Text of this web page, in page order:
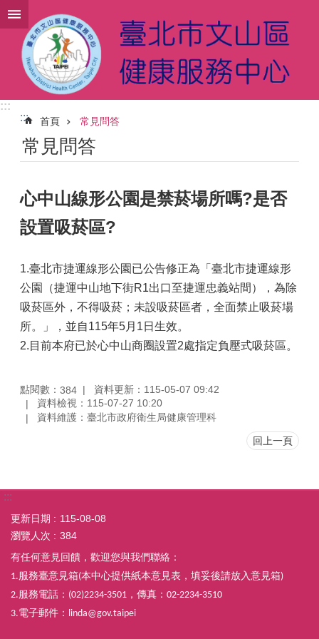
跳到主要內容區塊
:::
:::
首頁 常見問答
常見問答
心中山線形公園是禁菸場所嗎?是否
設置吸菸區?
1.臺北市捷運線形公園已公告修正為「臺北市捷運線形
公園（捷運中山地下街R1出口至捷運忠義站間），為除
吸菸區外，不得吸菸；未設吸菸區者，全面禁止吸菸場
所。」，並自115年5月1日生效。
2.目前本府已於心中山商圈設置2處指定負壓式吸菸區。
點閱數： 384
資料更新：115-05-07 09:42
資料檢視：115-07-27 10:20
資料維護：臺北市政府衛生局健康管理科
回上一頁
:::
更新日期
115-08-08
瀏覽人次
384
有任何意見回饋，歡迎您與我們聯絡：
1.服務臺意見箱(本中心提供紙本意見表，填妥後請放入意見箱)
2.服務電話： (02)2234-3501 ，傳真： 02-2234-3510
3.電子郵件： linda@gov.taipei